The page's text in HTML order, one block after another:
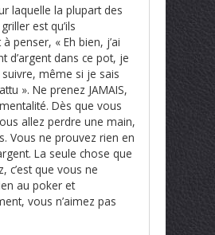
laquelle la plupart des
est qu’ils
penser, « Eh bien, j’ai
d’argent dans ce pot, je
même si je sais
». Ne prenez JAMAIS,
Dès que vous
allez perdre une main,
Vous ne prouvez rien en
La seule chose que
c’est que vous ne
au poker et
vous n’aimez pas